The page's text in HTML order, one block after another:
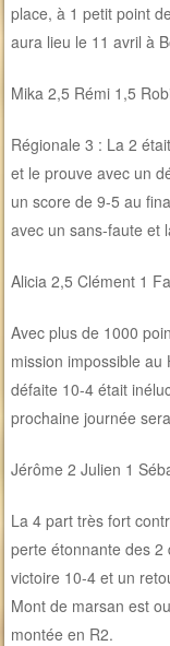
place, à 1 petit point
aura lieu le 11 avril à
Mika 2,5 Rémi 1,5
Régionale 3 : La 2
et le prouve avec un
un score de 9-5 au
avec un sans-faute et
Alicia 2,5 Clément 1
Avec plus de 1000
mission impossible
défaite 10-4 était
prochaine journée
Jérôme 2 Julien 1
La 4 part très fort
perte étonnante des
victoire 10-4 et un
Mont de marsan est
montée en R2.